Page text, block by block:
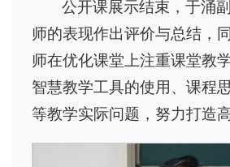
公开课展示结束，于涌
师的表现作出评价与总结，
师在优化课堂上注重课堂教
智慧教学工具的使用、课程
等教学实际问题，努力打造高